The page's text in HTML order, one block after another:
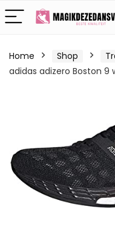
Home Shop
adidas adizero Boston 9